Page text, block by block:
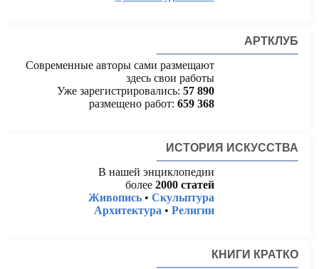
АРТКЛУБ
Современные авторы сами размещают
здесь свои работы
Уже зарегистрировались: 57 890
размещено работ: 659 368
ИСТОРИЯ ИСКУССТВА
В нашей энциклопедии
более 2000 статей
Живопись• Скульптура
Архитектура • Религии
КНИГИ КРАТКО